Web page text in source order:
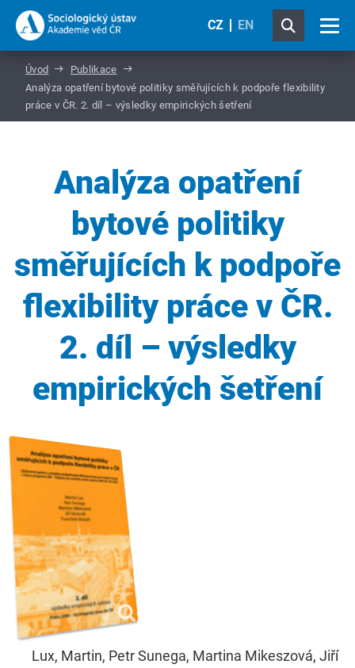
CZ EN
Úvod
Publikace
Analýza opatření bytové politiky směřujících k podpoře flexibility
práce v ČR. 2. díl – výsledky empirických šetření
Analýza opatření
bytové politiky
směřujících k podpoře
flexibility práce v ČR.
2. díl – výsledky
empirických šetření
Lux, Martin, Petr Sunega, Martina Mikeszová, Jiří